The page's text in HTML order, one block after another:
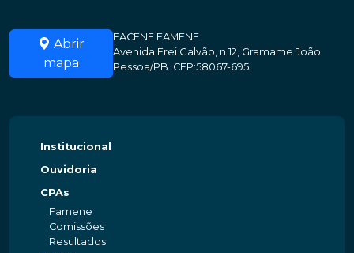
Abrir
mapa
FACENE FAMENE
Avenida Frei Galvão, n 12, Gramame João
Pessoa/PB. CEP:58067-695
Institucional
Ouvidoria
CPAs
Famene
Comissões
Resultados